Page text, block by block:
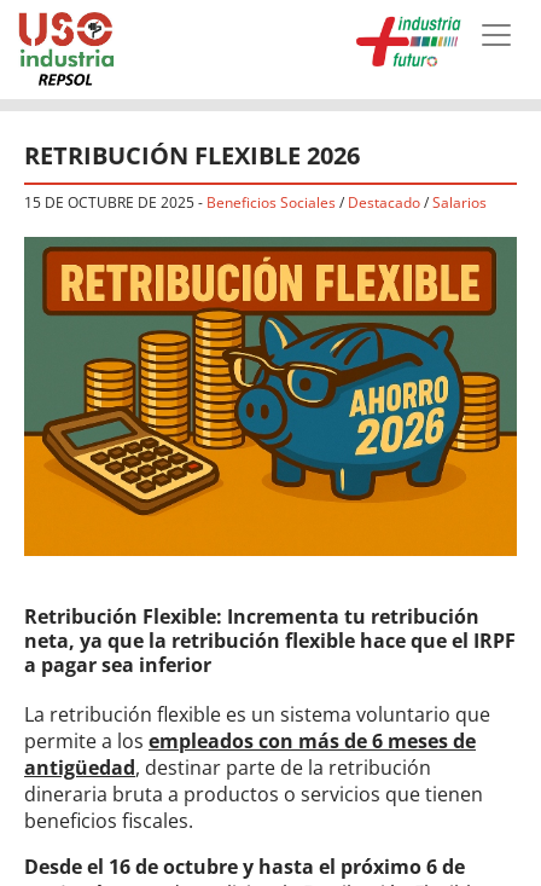
Skip to main content
RETRIBUCIÓN FLEXIBLE 2026
15 DE OCTUBRE DE 2025- Beneficios Sociales/ Destacado/Salarios
Retribución Flexible: Incrementa tu retribución
neta, ya que la retribución flexible hace que el IRPF
a pagar sea inferior
La retribución flexible es un sistema voluntario que
permite a los empleados con más de 6 meses de
antigüedad, destinar parte de la retribución
dineraria bruta a productos o servicios que tienen
beneficios fiscales.
Desde el 16 de octubre y hasta el próximo 6 de